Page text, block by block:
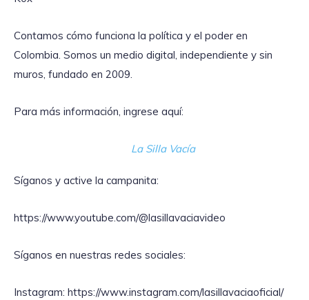
Contamos cómo funciona la política y el poder en
Colombia. Somos un medio digital, independiente y sin
muros, fundado en 2009.
Para más información, ingrese aquí:
La Silla Vacía
Síganos y active la campanita:
https://www.youtube.com/@lasillavaciavideo
Síganos en nuestras redes sociales:
Instagram: https://www.instagram.com/lasillavaciaoficial/